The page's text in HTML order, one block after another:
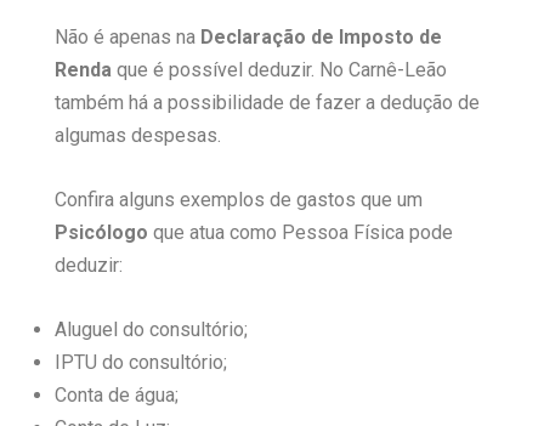
Não é apenas na Declaração de Imposto de
Renda que é possível deduzir. No Carnê-Leão
também há a possibilidade de fazer a dedução de
algumas despesas.
Confira alguns exemplos de gastos que um
Psicólogo que atua como Pessoa Física pode
deduzir:
Aluguel do consultório;
IPTU do consultório;
Conta de água;